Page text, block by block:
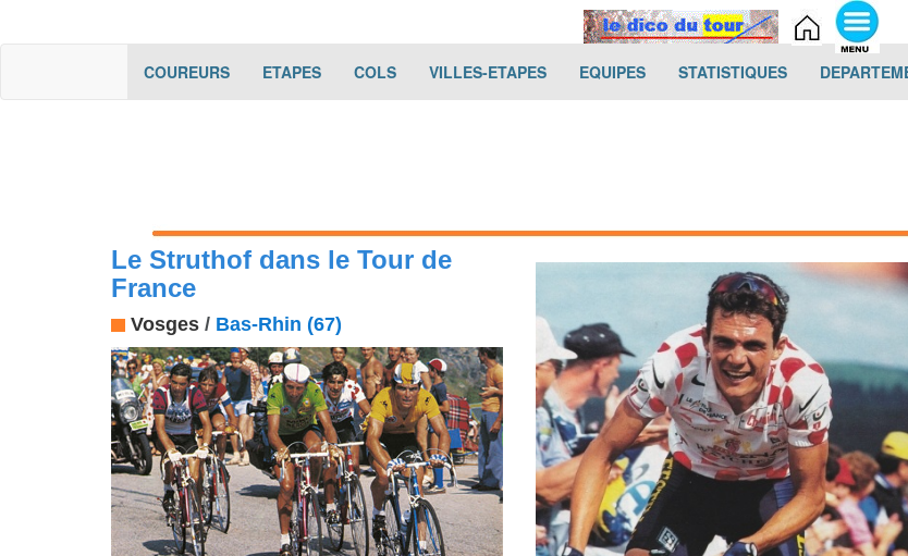
COUREURS(current)ETAPES(current)
COLS(current)VILLES-ETAPES(current)EQUIPES(current)STATISTIQUES(current)
Le Struthof dans le Tour de
France
Vosges / Bas-Rhin (67)